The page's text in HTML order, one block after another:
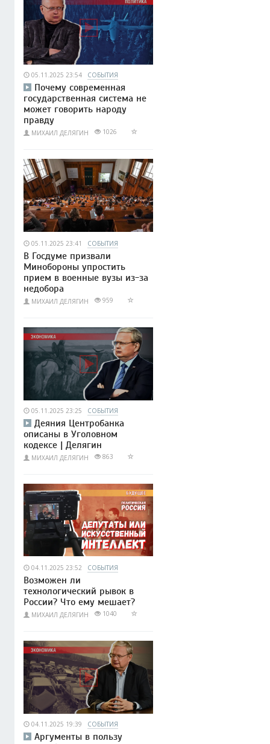
05.11.2025 23:54 СОБЫТИЯ
Почему современная
государственная система не
может говорить народу
правду
МИХАИЛ ДЕЛЯГИН 1026
05.11.2025 23:41 СОБЫТИЯ
В Госдуме призвали
Минобороны упростить
прием в военные вузы из-за
недобора
МИХАИЛ ДЕЛЯГИН 959
05.11.2025 23:25 СОБЫТИЯ
Деяния Центробанка
описаны в Уголовном
кодексе | Делягин
МИХАИЛ ДЕЛЯГИН 863
04.11.2025 23:52 СОБЫТИЯ
Возможен ли
технологический рывок в
России? Что ему мешает?
МИХАИЛ ДЕЛЯГИН 1040
04.11.2025 19:39 СОБЫТИЯ
Аргументы в пользу